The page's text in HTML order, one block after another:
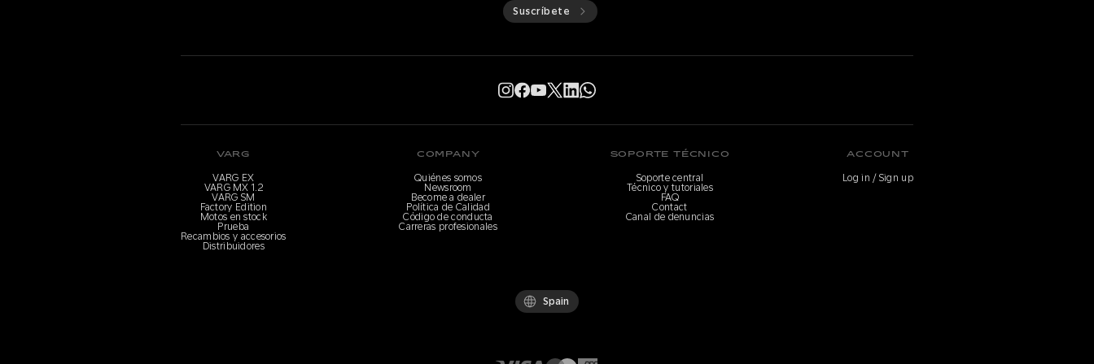
Suscríbete
VARG
VARG EX
VARG MX 1.2
VARG SM
Factory Edition
Motos en stock
Prueba
Recambios y accesorios
Distribuidores
COMPANY
Quiénes somos
Newsroom
Become a dealer
Política de Calidad
Código de conducta
Carreras profesionales
SOPORTE TÉCNICO
Soporte central
Técnico y tutoriales
FAQ
Contact
Canal de denuncias
ACCOUNT
Log in / Sign up
Spain